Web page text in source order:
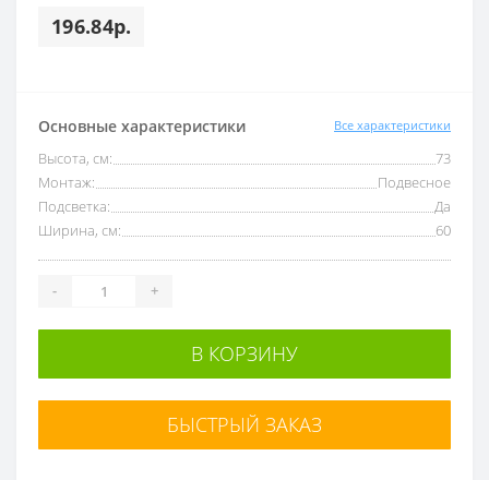
196.84р.
Основные характеристики Все характеристики
Высота, см:
73
Монтаж:
Подвесное
Подсветка:
Да
Ширина, см:
60
- +
В КОРЗИНУ
БЫСТРЫЙ ЗАКАЗ